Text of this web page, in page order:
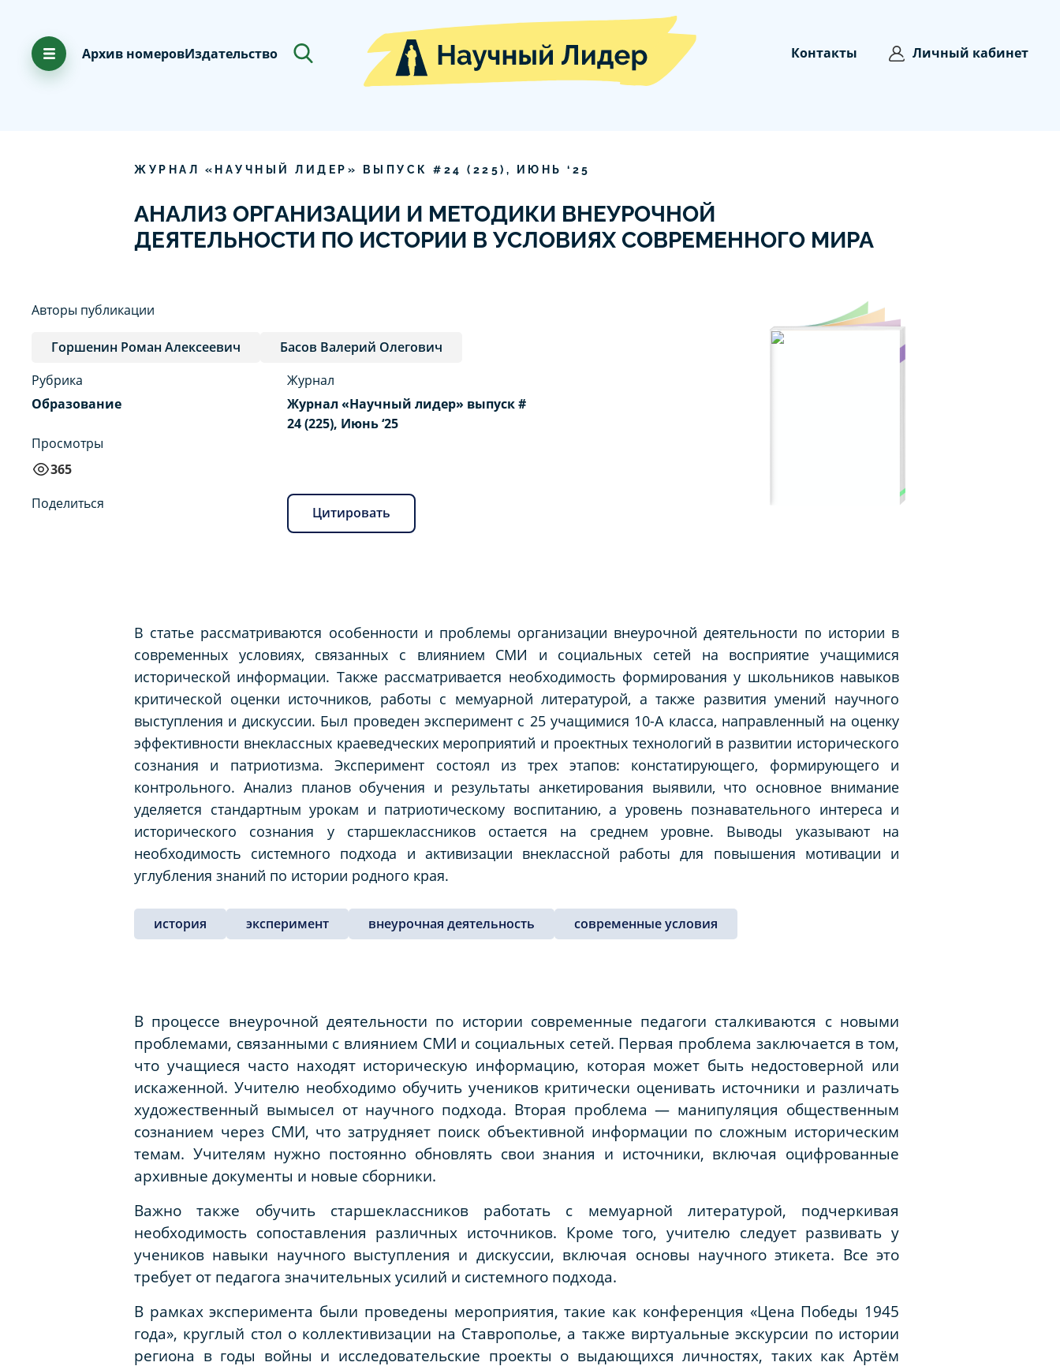
Архив номеровИздательство Контакты Личный кабинет
ЖУРНАЛ «НАУЧНЫЙ ЛИДЕР» ВЫПУСК # 24 ( 225), ИЮНЬ ‘ 25
АНАЛИЗ ОРГАНИЗАЦИИ И МЕТОДИКИ ВНЕУРОЧНОЙ
ДЕЯТЕЛЬНОСТИ ПО ИСТОРИИ В УСЛОВИЯХ СОВРЕМЕННОГО МИРА
Авторы публикации
Горшенин Роман Алексеевич
Басов Валерий Олегович
Рубрика
Образование
Просмотры
365
Журнал
Журнал «Научный лидер» выпуск #
24 (225), Июнь ‘25
Поделиться
Цитировать
В статье рассматриваются особенности и проблемы организации внеурочной деятельности по истории в
современных условиях, связанных с влиянием СМИ и социальных сетей на восприятие учащимися
исторической информации. Также рассматривается необходимость формирования у школьников навыков
критической оценки источников, работы с мемуарной литературой, а также развития умений научного
выступления и дискуссии. Был проведен эксперимент с 25 учащимися 10-А класса, направленный на оценку
эффективности внеклассных краеведческих мероприятий и проектных технологий в развитии исторического
сознания и патриотизма. Эксперимент состоял из трех этапов: констатирующего, формирующего и
контрольного. Анализ планов обучения и результаты анкетирования выявили, что основное внимание
уделяется стандартным урокам и патриотическому воспитанию, а уровень познавательного интереса и
исторического сознания у старшеклассников остается на среднем уровне. Выводы указывают на
необходимость системного подхода и активизации внеклассной работы для повышения мотивации и
углубления знаний по истории родного края.
история эксперимент внеурочная деятельность современные условия
В процессе внеурочной деятельности по истории современные педагоги сталкиваются с новыми
проблемами, связанными с влиянием СМИ и социальных сетей. Первая проблема заключается в том,
что учащиеся часто находят историческую информацию, которая может быть недостоверной или
искаженной. Учителю необходимо обучить учеников критически оценивать источники и различать
художественный вымысел от научного подхода. Вторая проблема — манипуляция общественным
сознанием через СМИ, что затрудняет поиск объективной информации по сложным историческим
темам. Учителям нужно постоянно обновлять свои знания и источники, включая оцифрованные
архивные документы и новые сборники.
Важно также обучить старшеклассников работать с мемуарной литературой, подчеркивая
необходимость сопоставления различных источников. Кроме того, учителю следует развивать у
учеников навыки научного выступления и дискуссии, включая основы научного этикета. Все это
требует от педагога значительных усилий и системного подхода.
В рамках эксперимента были проведены мероприятия, такие как конференция «Цена Победы 1945
года», круглый стол о коллективизации на Ставрополье, а также виртуальные экскурсии по истории
региона в годы войны и исследовательские проекты о выдающихся личностях, таких как Артём